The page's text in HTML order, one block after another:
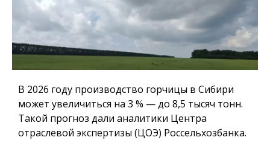
В 2026 году производство горчицы в Сибири
может увеличиться на 3 % — до 8,5 тысяч тонн.
Такой прогноз дали аналитики Центра
отраслевой экспертизы (ЦОЭ) Россельхозбанка.